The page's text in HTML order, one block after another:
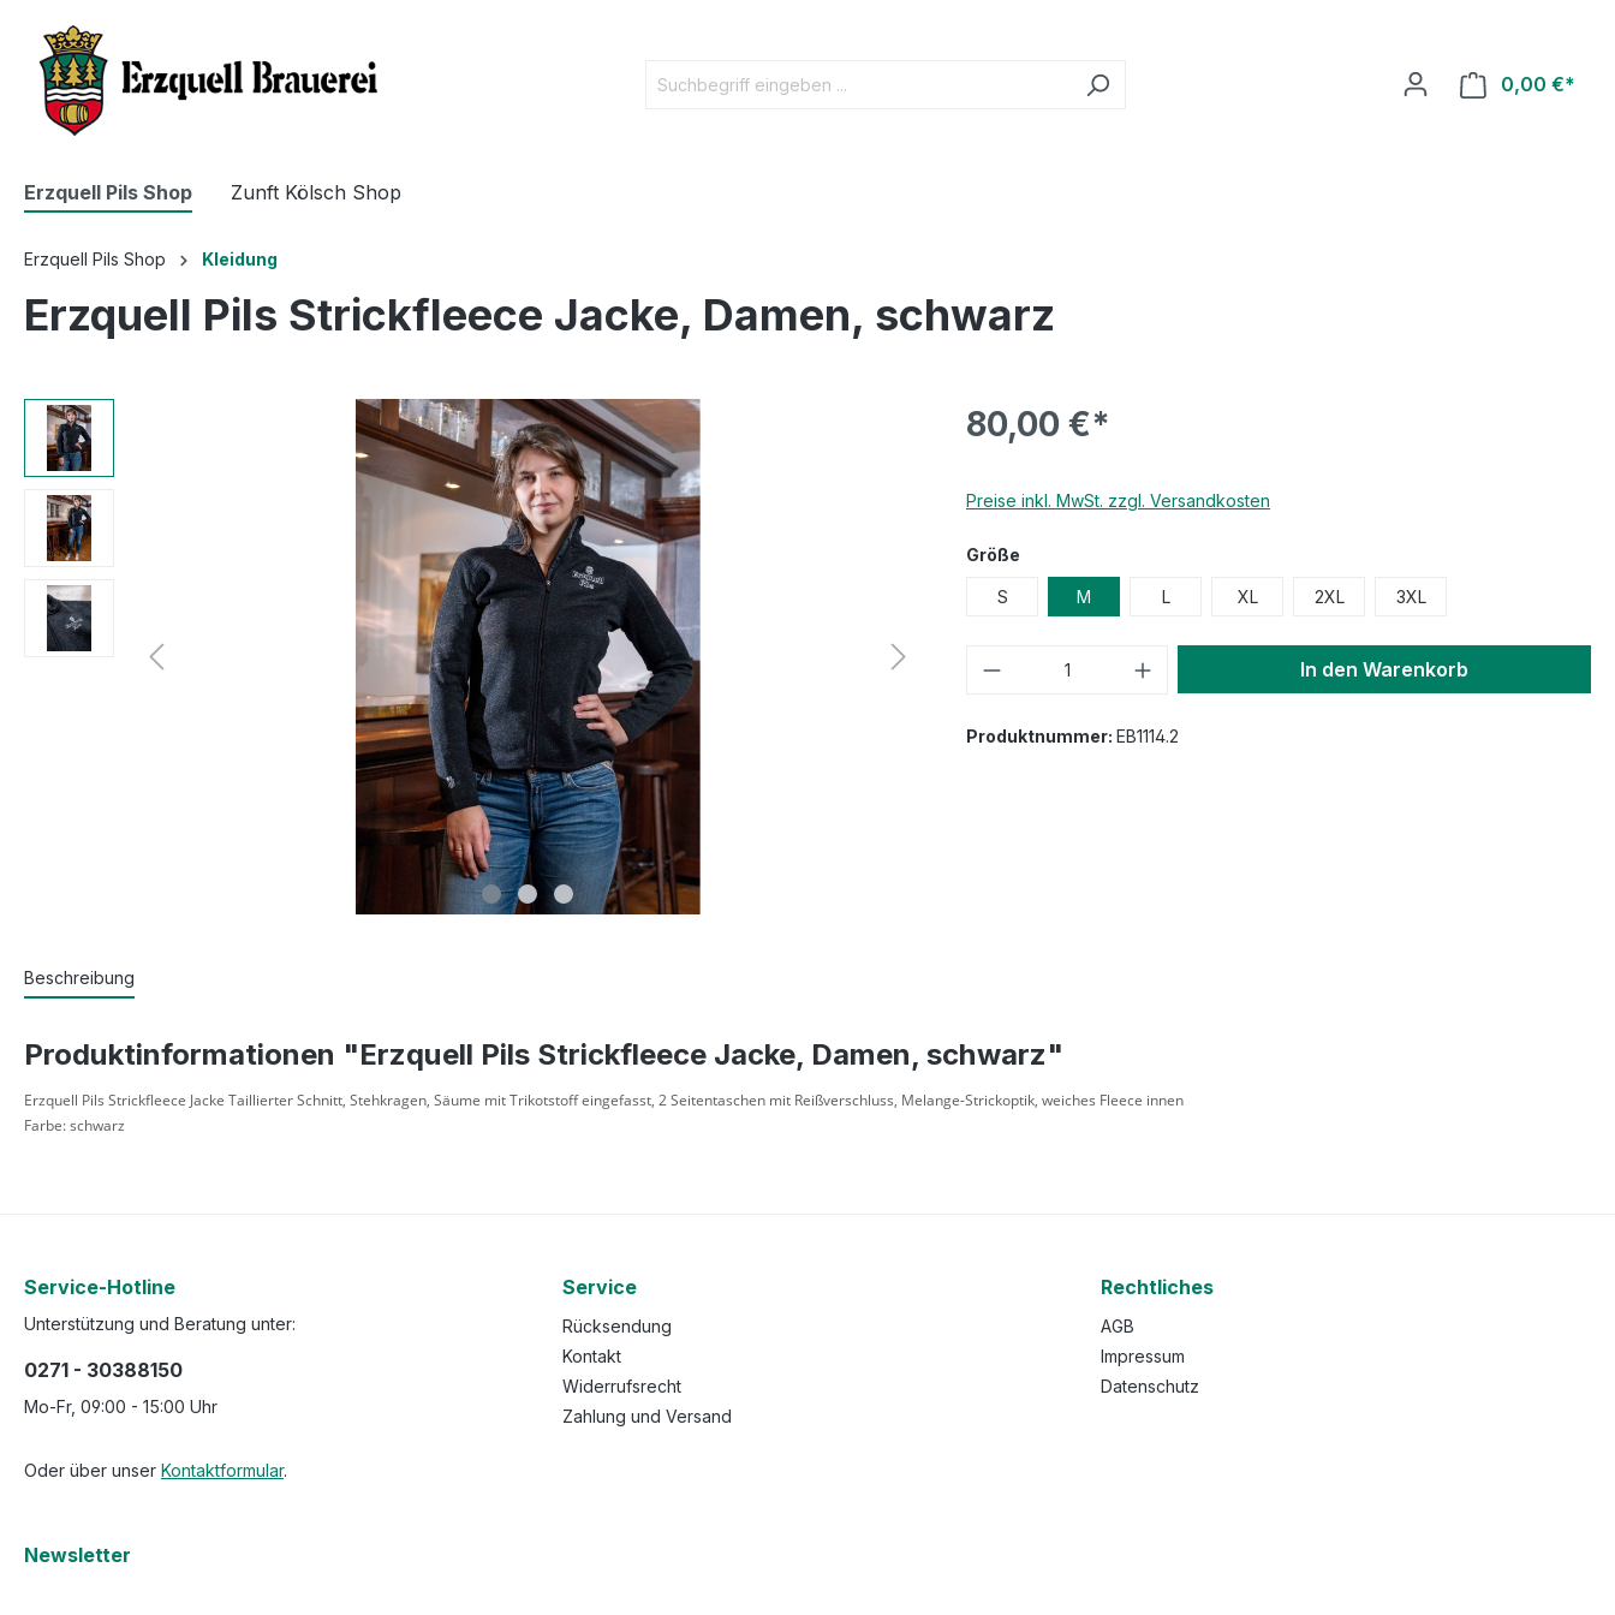
0,00 €*
Erzquell Pils Shop Zunft Kölsch Shop
Erzquell Pils Shop Kleidung
Erzquell Pils Strickfleece Jacke, Damen, schwarz
80,00 €*
Preise inkl. MwSt. zzgl. Versandkosten
Größe
S M L XL 2XL 3XL
In den Warenkorb
Produktnummer: EB1114.2
Beschreibung
Produktinformationen "Erzquell Pils Strickfleece Jacke, Damen, schwarz"
Erzquell Pils Strickfleece Jacke Taillierter Schnitt, Stehkragen, Säume mit Trikotstoff eingefasst, 2 Seitentaschen mit Reißverschluss, Melange-Strickoptik, weiches Fleece innen
Farbe: schwarz
Service-Hotline
Unterstützung und Beratung unter:
0271 - 30388150
Mo-Fr, 09:00 - 15:00 Uhr
Oder über unser Kontaktformular.
Service
Rücksendung
Kontakt
Widerrufsrecht
Zahlung und Versand
Rechtliches
AGB
Impressum
Datenschutz
Newsletter